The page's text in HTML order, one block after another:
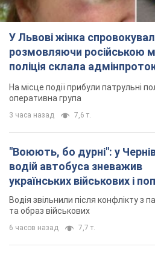
"Воюють, бо дурні": у
водій автобуса зневажив
українських військових і
Відео
та образ військових
"Не слідкує за
Україні консультант
жінку після хімієтерапії,
скандал. Фото
зовнішності жінки, сказавши, що
"чоловічу стрижку"
6 часов назад 7,1 т.